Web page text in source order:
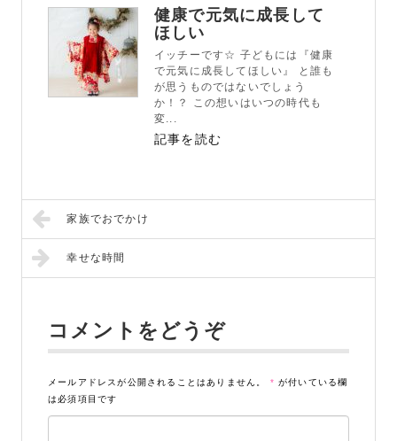
健康で元気に成長して
ほしい
イッチーです☆ 子どもには『健康
で元気に成長してほしい』 と誰も
が思うものではないでしょう
か！？ この想いはいつの時代も
変...
記事を読む
家族でおでかけ
幸せな時間
コメントをどうぞ
メールアドレスが公開されることはありません。 * が付いている欄
は必須項目です